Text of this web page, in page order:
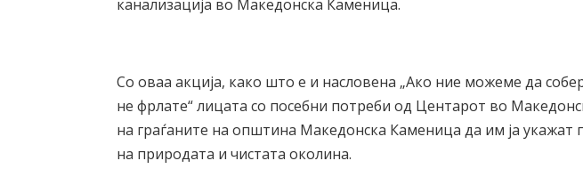
канализација во Македонска Каменица.
Со оваа акција, како што е и насловена „Ако ние можеме да
не фрлате“ лицата со посебни потреби од Центарот во
на граѓаните на општина Македонска Каменица да им ја укажат
на природата и чистата околина.